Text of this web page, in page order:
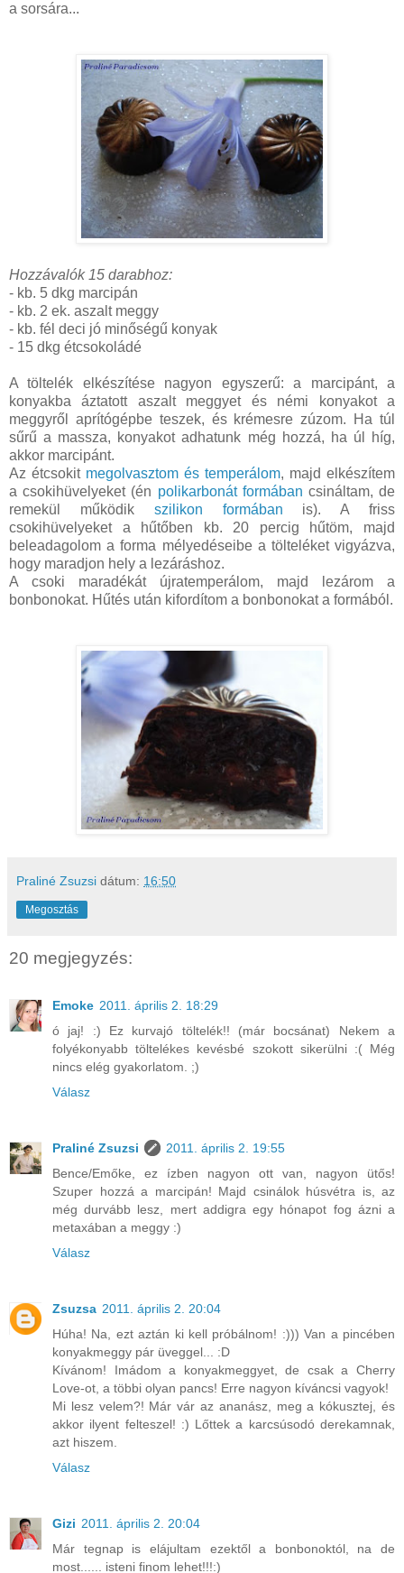
a sorsára...
Hozzávalók 15 darabhoz:
- kb. 5 dkg marcipán
- kb. 2 ek. aszalt meggy
- kb. fél deci jó minőségű konyak
- 15 dkg étcsokoládé
A töltelék elkészítése nagyon egyszerű: a marcipánt, a
konyakba áztatott aszalt meggyet és némi konyakot a
meggyről aprítógépbe teszek, és krémesre zúzom. Ha túl
sűrű a massza, konyakot adhatunk még hozzá, ha úl híg,
akkor marcipánt.
Az étcsokit megolvasztom és temperálom, majd elkészítem
a csokihüvelyeket (én polikarbonát formában csináltam, de
remekül működik szilikon formában is). A friss
csokihüvelyeket a hűtőben kb. 20 percig hűtöm, majd
beleadagolom a forma mélyedéseibe a tölteléket vigyázva,
hogy maradjon hely a lezáráshoz.
A csoki maradékát újratemperálom, majd lezárom a
bonbonokat. Hűtés után kifordítom a bonbonokat a formából.
Praliné Zsuzsi dátum: 16:50
Megosztás
20 megjegyzés:
Emoke 2011. április 2. 18:29
ó jaj! :) Ez kurvajó töltelék!! (már bocsánat) Nekem a
folyékonyabb töltelékes kevésbé szokott sikerülni :( Még
nincs elég gyakorlatom. ;)
Válasz
Praliné Zsuzsi
2011. április 2. 19:55
Bence/Emőke, ez ízben nagyon ott van, nagyon ütős!
Szuper hozzá a marcipán! Majd csinálok húsvétra is, az
még durvább lesz, mert addigra egy hónapot fog ázni a
metaxában a meggy :)
Válasz
Zsuzsa 2011. április 2. 20:04
Húha! Na, ezt aztán ki kell próbálnom! :))) Van a pincében
konyakmeggy pár üveggel... :D
Kívánom! Imádom a konyakmeggyet, de csak a Cherry
Love-ot, a többi olyan pancs! Erre nagyon kíváncsi vagyok!
Mi lesz velem?! Már vár az ananász, meg a kókusztej, és
akkor ilyent felteszel! :) Lőttek a karcsúsodó derekamnak,
azt hiszem.
Válasz
Gizi 2011. április 2. 20:04
Már tegnap is elájultam ezektől a bonbonoktól, na de
most...... isteni finom lehet!!!:)